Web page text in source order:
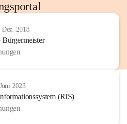
2018
Bürgermeister
2023
(RIS)